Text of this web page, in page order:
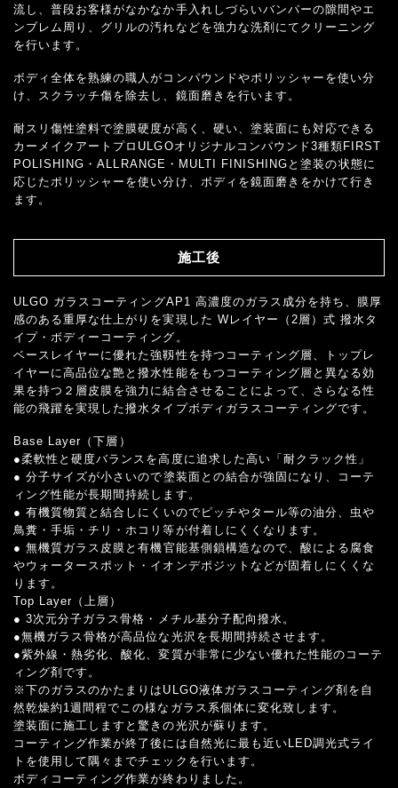
流し、普段お客様がなかなか手入れしづらいバンパーの隙間やエ
ンブレム周り、グリルの汚れなどを強力な洗剤にてクリーニング
を行います。
ボディ全体を熟練の職人がコンパウンドやポリッシャーを使い分
け、スクラッチ傷を除去し、鏡面磨きを行います。
耐スリ傷性塗料で塗膜硬度が高く、硬い、塗装面にも対応できる
カーメイクアートプロULGOオリジナルコンパウンド3種類FIRST
POLISHING・ALLRANGE・MULTI FINISHINGと塗装の状態に
応じたポリッシャーを使い分け、ボディを鏡面磨きをかけて行き
ます。
施工後
ULGO ガラスコーティングAP1 高濃度のガラス成分を持ち、膜厚
感のある重厚な仕上がりを実現した Wレイヤー（2層）式 撥水タ
イプ・ボディーコーティング。
ベースレイヤーに優れた強靱性を持つコーティング層、トップレ
イヤーに高品位な艶と撥水性能をもつコーティング層と異なる効
果を持つ２層皮膜を強力に結合させることによって、さらなる性
能の飛躍を実現した撥水タイプボディガラスコーティングです。
Base Layer（下層）
●柔軟性と硬度バランスを高度に追求した高い「耐クラック性」
● 分子サイズが小さいので塗装面との結合が強固になり、コーテ
ィング性能が長期間持続します。
● 有機質物質と結合しにくいのでピッチやタール等の油分、虫や
鳥糞・手垢・チリ・ホコリ等が付着しにくくなります。
● 無機質ガラス皮膜と有機官能基側鎖構造なので、酸による腐食
やウォータースポット・イオンデポジットなどが固着しにくくな
ります。
Top Layer（上層）
● 3次元分子ガラス骨格・メチル基分子配向撥水。
●無機ガラス骨格が高品位な光沢を長期間持続させます。
●紫外線・熱劣化、酸化、変質が非常に少ない優れた性能のコーテ
ィング剤です。
※下のガラスのかたまりはULGO液体ガラスコーティング剤を自
然乾燥約1週間程でこの様なガラス系個体に変化致します。
塗装面に施工しますと驚きの光沢が蘇ります。
コーティング作業が終了後には自然光に最も近いLED調光式ライ
トを使用して隅々までチェックを行います。
ボディコーティング作業が終わりました。